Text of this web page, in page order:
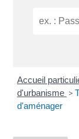
Accueil
d'urbanisme >
d'aménager